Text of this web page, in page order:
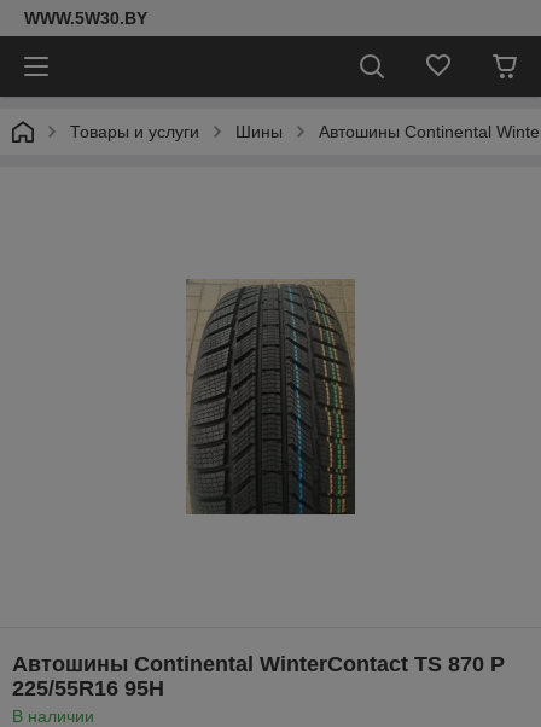
WWW.5W30.BY
Товары и услуги Шины Автошины Continental
Автошины Continental WinterContact TS 870 P
225/55R16 95H
В наличии